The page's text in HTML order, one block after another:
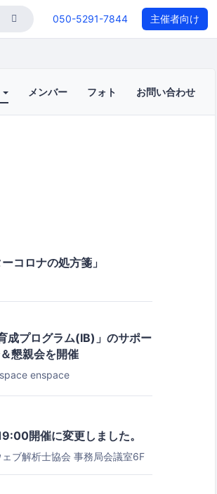
050-5291-7844 主催者向け
メンバー フォト お問い合わせ
コロナの処方箋」
成プログラム(IB)」のサポー
懇親会を開催
enspace
開催に変更しました。
ェブ解析士協会 事務局会議室6F